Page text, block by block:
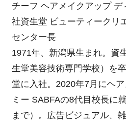
チーフ ヘアメイクアップ デ
社資生堂 ビューティークリ
センター長
1971年、新潟県生まれ。資
生堂美容技術専門学校）を
堂に入社。2020年7月にヘ
ミー SABFAの8代目校長に
まで）。広告ビジュアル、